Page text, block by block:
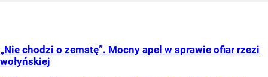
„Nie chodzi o zemstę”. Mocny apel w sprawie ofiar rzezi
wołyńskiej